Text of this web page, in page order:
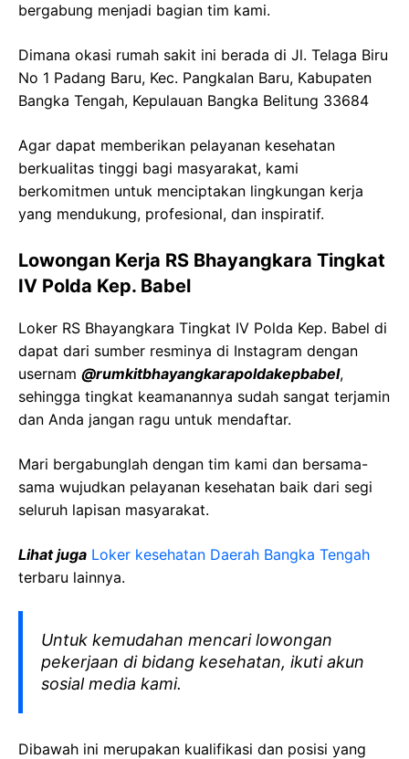
bergabung menjadi bagian tim kami.
Dimana okasi rumah sakit ini berada di Jl. Telaga Biru
No 1 Padang Baru, Kec. Pangkalan Baru, Kabupaten
Bangka Tengah, Kepulauan Bangka Belitung 33684
Agar dapat memberikan pelayanan kesehatan
berkualitas tinggi bagi masyarakat, kami
berkomitmen untuk menciptakan lingkungan kerja
yang mendukung, profesional, dan inspiratif.
Lowongan Kerja RS Bhayangkara Tingkat
IV Polda Kep. Babel
Loker RS Bhayangkara Tingkat IV Polda Kep. Babel di
dapat dari sumber resminya di Instagram dengan
usernam @rumkitbhayangkarapoldakepbabel,
sehingga tingkat keamanannya sudah sangat terjamin
dan Anda jangan ragu untuk mendaftar.
Mari bergabunglah dengan tim kami dan bersama-
sama wujudkan pelayanan kesehatan baik dari segi
seluruh lapisan masyarakat.
Lihat juga Loker kesehatan Daerah Bangka Tengah
terbaru lainnya.
Untuk kemudahan mencari lowongan
pekerjaan di bidang kesehatan, ikuti akun
sosial media kami.
Dibawah ini merupakan kualifikasi dan posisi yang